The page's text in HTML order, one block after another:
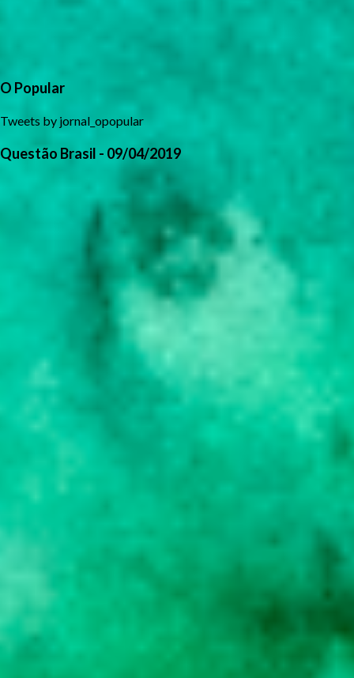
O Popular
Tweets by jornal_opopular
Questão Brasil - 09/04/2019